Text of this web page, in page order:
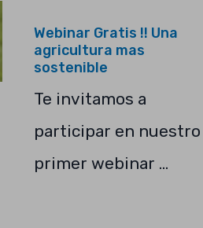
Webinar Gratis !! Una
agricultura mas
sostenible
Te invitamos a
participar en nuestro
primer webinar …